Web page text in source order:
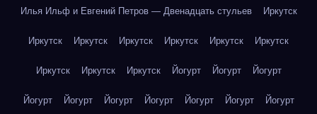
Илья Ильф и Евгений Петров — Двенадцать стульев Иркутск
Иркутск Иркутск Иркутск Иркутск Иркутск Иркутск
Иркутск Иркутск Иркутск Йогурт Йогурт Йогурт
Йогурт Йогурт Йогурт Йогурт Йогурт Йогурт Йогурт